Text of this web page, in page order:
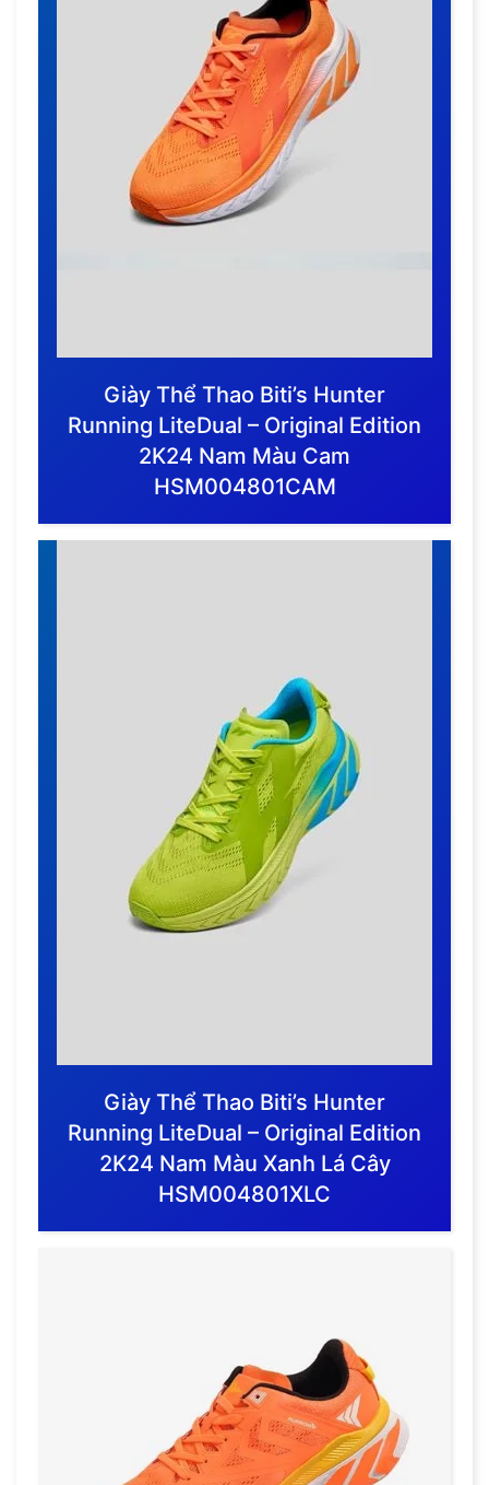
Giày Thể Thao Biti’s Hunter
Running LiteDual – Original Edition
2K24 Nam Màu Cam
HSM004801CAM
Giày Thể Thao Biti’s Hunter
Running LiteDual – Original Edition
2K24 Nam Màu Xanh Lá Cây
HSM004801XLC